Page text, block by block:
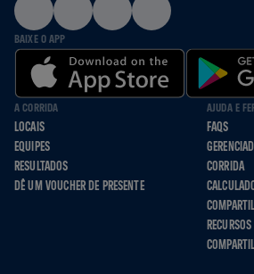
BAIXE O APP
A CORRIDA
LOCAIS
EQUIPES
RESULTADOS
DÊ UM VOUCHER DE PRESENTE
AJUDA E
FAQS
CORRIDA